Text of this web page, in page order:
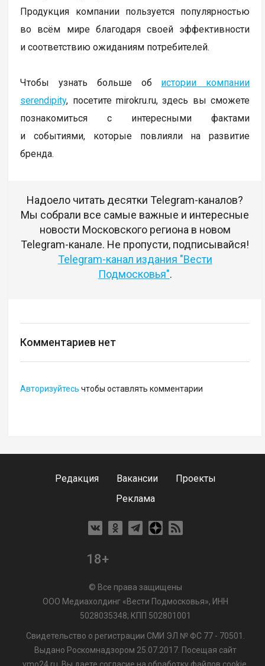
Продукция компании пользуется популярностью
во всём мире благодаря своей эффективности
и соответствию ожиданиям потребителей.
Чтобы узнать больше об истории компании
serendipity, посетите mirokru.ru, здесь вы сможете
познакомиться с интересными фактами
и событиями, которые повлияли на развитие
бренда.
Надоело читать десятки Telegram-каналов?
Мы собрали все самые важные и интересные
новости Московского региона в новом
Telegram-канале. Не пропусти, подписывайся!
Telegram-канал издания "Вести
Подмосковья".
Комментариев нет
Авторизуйтесь чтобы оставлять комментарии
Редакция Вакансии
Проекты
Реклама
18+
© Все права защищены
ООО Медиахолдинг «Вести Подмосковья», ИНН
5028035348; КПП 502801001
Свидетельство о регистрации СМИ ЭЛ № ФС 77 - 70501.
Выдано Роскомнадзором 25.07.2017. Посещая сайт